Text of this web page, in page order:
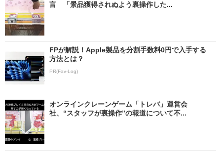
言 「景品獲得されぬよう裏操作した...
FPが解説！Apple製品を分割手数料0円で入手する
方法とは？
PR(Fav-Log)
オンラインクレーンゲーム「トレバ」運営会
社、“スタッフが裏操作”の報道について不...